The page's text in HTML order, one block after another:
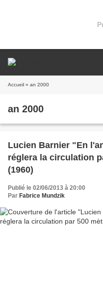
Accueil » an 2000
an 2000
Lucien Barnier "En
réglera la circulation
(1960)
Publié le 02/06/2013 à 20:00
Par Fabrice Mundzik